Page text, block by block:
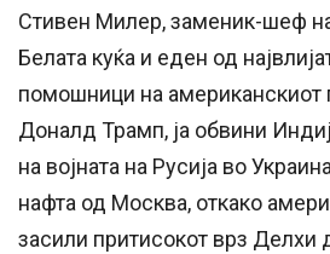
Стивен Милер, заменик-шеф
Белата куќа и еден од
помошници на американскиот
Доналд Трамп, ја обвини
на војната на Русија во
нафта од Москва, откако
засили притисокот врз Делхи